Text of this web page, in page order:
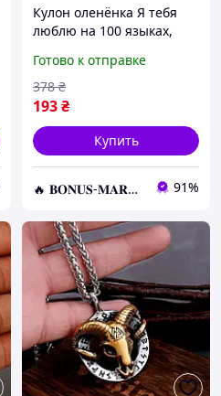
Кулон оленёнка Я тебя
люблю на 100 языках,
Подвеска на шею
Готово к отправке
193₴
378 ₴
Купить
🔥 𝐁𝐎𝐍𝐔𝐒-𝐌𝐀𝐑𝐊𝐄𝐓 🔥 – Трендовые товары по лучшим ценам 91%